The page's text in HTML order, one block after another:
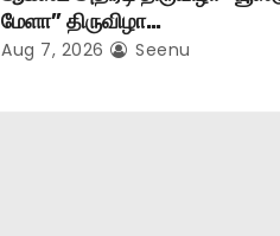
மேளா” திருவிழா…
Aug 7, 2026 Seenu